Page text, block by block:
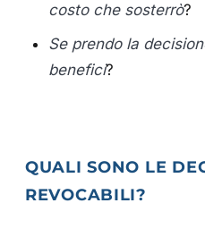
costo che sosterrò?
Se prendo la
benefici?
QUALI SONO LE
REVOCABILI?